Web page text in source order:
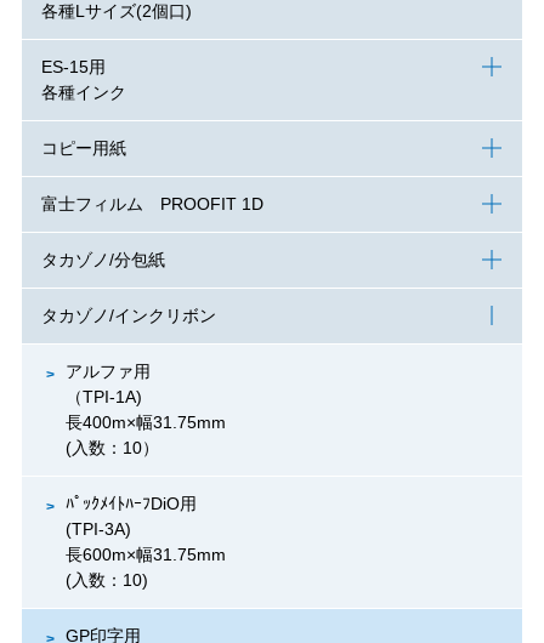
各種Lサイズ(2個口)
ES-15用
各種インク
コピー用紙
富士フィルム PROOFIT 1D
タカゾノ/分包紙
タカゾノ/インクリボン
アルファ用
（TPI-1A)
長400m×幅31.75mm
(入数：10）
ﾊﾟｯｸﾒｲﾄﾊｰﾌDiO用
(TPI-3A)
長600m×幅31.75mm
(入数：10)
GP印字用